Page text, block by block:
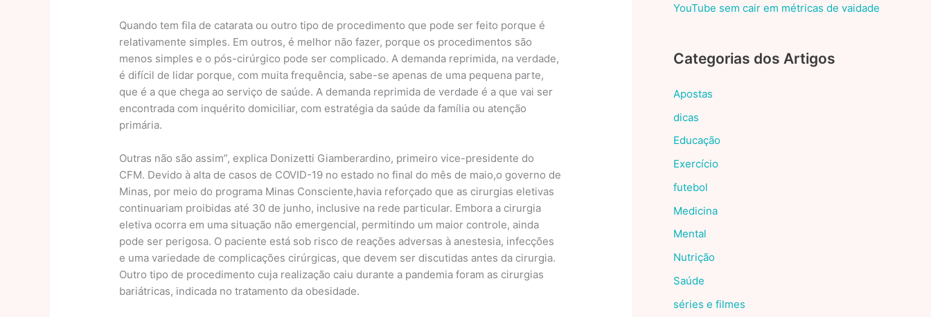
Quando tem fila de catarata ou outro tipo de procedimento que pode ser feito porque é
relativamente simples. Em outros, é melhor não fazer, porque os procedimentos são
menos simples e o pós-cirúrgico pode ser complicado. A demanda reprimida, na verdade,
é difícil de lidar porque, com muita frequência, sabe-se apenas de uma pequena parte,
que é a que chega ao serviço de saúde. A demanda reprimida de verdade é a que vai ser
encontrada com inquérito domiciliar, com estratégia da saúde da família ou atenção
primária.
Outras não são assim”, explica Donizetti Giamberardino, primeiro vice-presidente do
CFM. Devido à alta de casos de COVID-19 no estado no final do mês de maio,o governo de
Minas, por meio do programa Minas Consciente,havia reforçado que as cirurgias eletivas
continuariam proibidas até 30 de junho, inclusive na rede particular. Embora a cirurgia
eletiva ocorra em uma situação não emergencial, permitindo um maior controle, ainda
pode ser perigosa. O paciente está sob risco de reações adversas à anestesia, infecções
e uma variedade de complicações cirúrgicas, que devem ser discutidas antes da cirurgia.
Outro tipo de procedimento cuja realização caiu durante a pandemia foram as cirurgias
bariátricas, indicada no tratamento da obesidade.
YouTube sem cair em métricas de vaidade
Categorias dos Artigos
Apostas
dicas
Educação
Exercício
futebol
Medicina
Mental
Nutrição
Saúde
séries e filmes